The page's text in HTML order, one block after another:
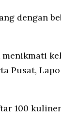
dengan
Pusat,
100